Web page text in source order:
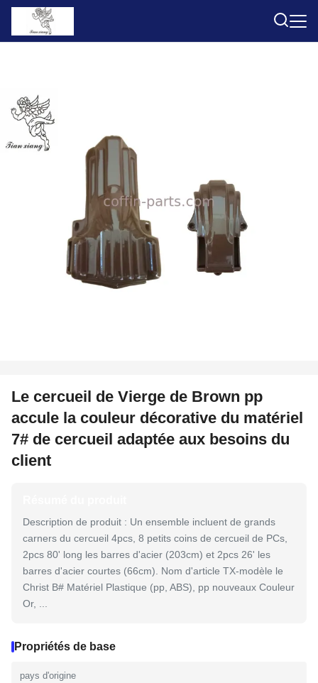
Le cercueil de Vierge de Brown pp
accule la couleur décorative du matériel
7# de cercueil adaptée aux besoins du
client
Description de produit : Un ensemble incluent de grands
carners du cercueil 4pcs, 8 petits coins de cercueil de PCs,
2pcs 80' long les barres d'acier (203cm) et 2pcs 26' les
barres d'acier courtes (66cm). Nom d'article TX-modèle le
Christ B# Matériel Plastique (pp, ABS), pp nouveaux Couleur
Or, ...
Propriétés de base
pays d'origine